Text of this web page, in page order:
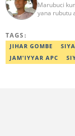
Marubuci
yana rubutu
TAGS:
JIHAR GOMBE
JAM'IYYAR APC